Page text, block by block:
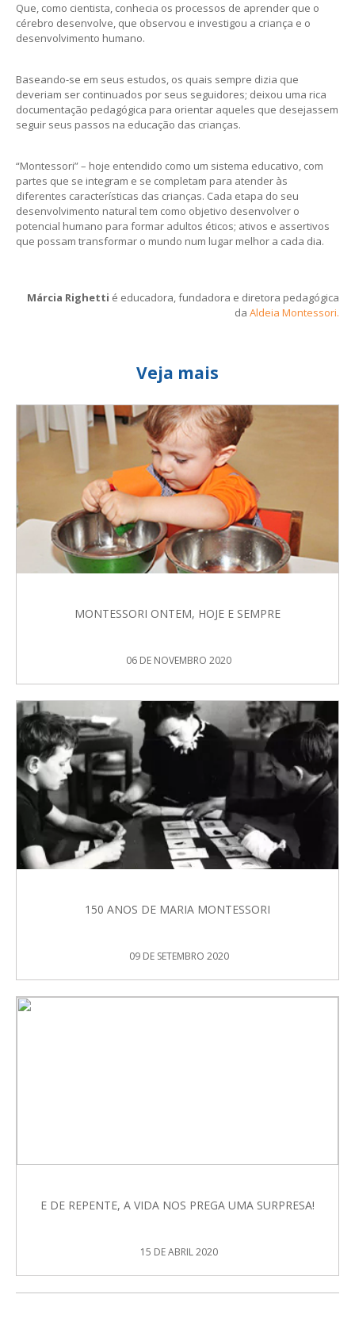
Que, como cientista, conhecia os processos de aprender que o
cérebro desenvolve, que observou e investigou a criança e o
desenvolvimento humano.
Baseando-se em seus estudos, os quais sempre dizia que
deveriam ser continuados por seus seguidores; deixou uma rica
documentação pedagógica para orientar aqueles que desejassem
seguir seus passos na educação das crianças.
“Montessori” – hoje entendido como um sistema educativo, com
partes que se integram e se completam para atender às
diferentes características das crianças. Cada etapa do seu
desenvolvimento natural tem como objetivo desenvolver o
potencial humano para formar adultos éticos; ativos e assertivos
que possam transformar o mundo num lugar melhor a cada dia.
Márcia Righetti é educadora, fundadora e diretora pedagógica
da Aldeia Montessori.
Veja mais
MONTESSORI ONTEM, HOJE E SEMPRE
06 DE NOVEMBRO 2020
150 ANOS DE MARIA MONTESSORI
09 DE SETEMBRO 2020
E DE REPENTE, A VIDA NOS PREGA UMA SURPRESA!
15 DE ABRIL 2020